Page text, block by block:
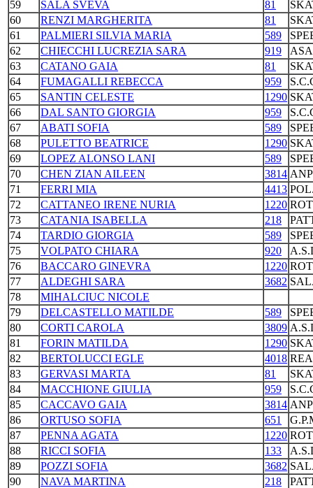
59
SALA SVEVA 81
60
RENZI MARGHERITA 81
61
PALMIERI SILVIA MARIA 589
62
CHIECCHI LUCREZIA SARA 919
ASA
63
CATANO GAIA 81
64
FUMAGALLI REBECCA 959
65
SANTIN CELESTE 1290
66
DAL SANTO GIORGIA 959
67
ABATI SOFIA 589
68
PULETTO BEATRICE 1290
69
LOPEZ ALONSO LANI 589
70
CHEN ZIAN AILEEN 3814
71
FERRI MIA 4413
72
CATTANEO IRENE NURIA 1220
73
CATANIA ISABELLA 218
74
TARDIO GIORGIA 589
75
VOLPATO CHIARA 920
76
BACCARO GINEVRA 1220
77
ALDEGHI SARA 3682
78
MIHALCIUC NICOLE
79
DELCASTELLO MATILDE 589
80
CORTI CAROLA 3809
81
FORIN MATILDA 1290
82
BERTOLUCCI EGLE 4018
83
GERVASI MARTA 81
84
MACCHIONE GIULIA 959
85
CACCAVO GAIA 3814
86
ORTUSO SOFIA 651
87
PENNA AGATA 1220
88
RICCI SOFIA 133
89
POZZI SOFIA 3682
90
NAVA MARTINA 218